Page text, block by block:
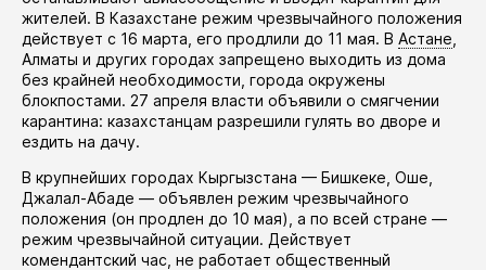
жителей. В Казахстане режим чрезвычайного положения
действует с 16 марта, его продлили до 11 мая. В Астане
Алматы и других городах запрещено выходить из дома
без крайней необходимости, города окружены
блокпостами. 27 апреля власти объявили о смягчении
карантина: казахстанцам разрешили гулять во дворе и
ездить на дачу.
В крупнейших городах Кыргызстана — Бишкеке, Оше,
Джалал-Абаде — объявлен режим чрезвычайного
положения (он продлен до 10 мая), а по всей стране —
режим чрезвычайной ситуации. Действует
комендантский час, не работает общественный